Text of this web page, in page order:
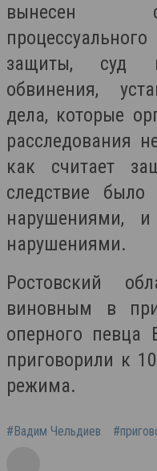
вынесен
защиты, суд
обвинения,
дела, которые
расследования
как считает
следствие
нарушениями,
нарушениями.
Ростовский
виновным в
оперного певца
приговорили к
режима.
#Вадим Чельдиев